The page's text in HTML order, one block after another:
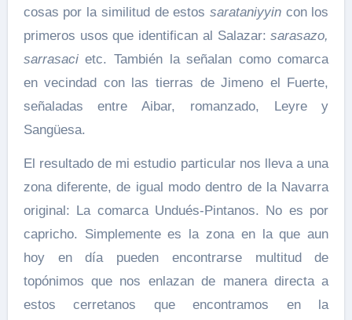
cosas por la similitud de estos sarataniyyin con los
primeros usos que identifican al Salazar:sarasazo,
sarrasacietc. También la señalan como comarca
en vecindad con las tierras de Jimeno el Fuerte,
señaladas entre Aibar, romanzado, Leyre y
Sangüesa.
El resultado de mi estudio particular nos lleva a una
zona diferente, de igual modo dentro de la Navarra
original: La comarca Undués-Pintanos. No es por
capricho. Simplemente es la zona en la que aun
hoy en día pueden encontrarse multitud de
topónimos que nos enlazan de manera directa a
estos cerretanos que encontramos en la